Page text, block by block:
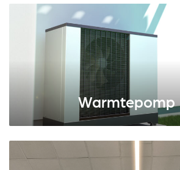
Warmtepomp